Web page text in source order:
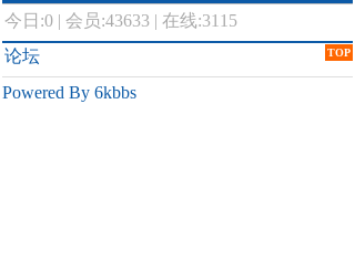
今日:0 | 会员:43633 | 在线:3115
TOP
论坛
Powered By 6kbbs